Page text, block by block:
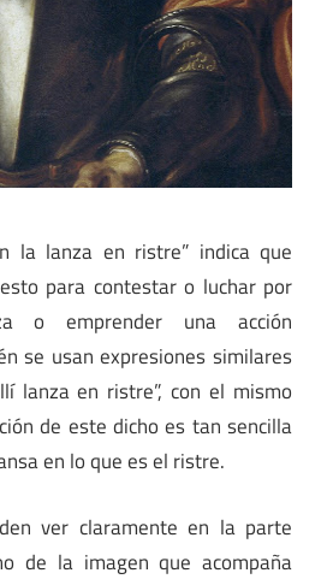
la lanza en ristre” indica que
para contestar o luchar por
o emprender una acción
se usan expresiones similares
lanza en ristre”, con el mismo
de este dicho es tan sencilla
en lo que es el ristre.
ver claramente en la parte
de la imagen que acompaña